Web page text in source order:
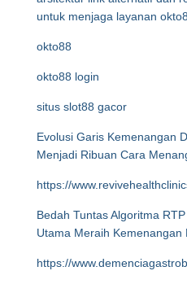
untuk menjaga layanan
okto88
okto88 login
situs slot88 gacor
Evolusi Garis Kemenangan
Menjadi Ribuan Cara
https://
Bedah Tuntas Algoritma
Utama Meraih Kemenangan
https://